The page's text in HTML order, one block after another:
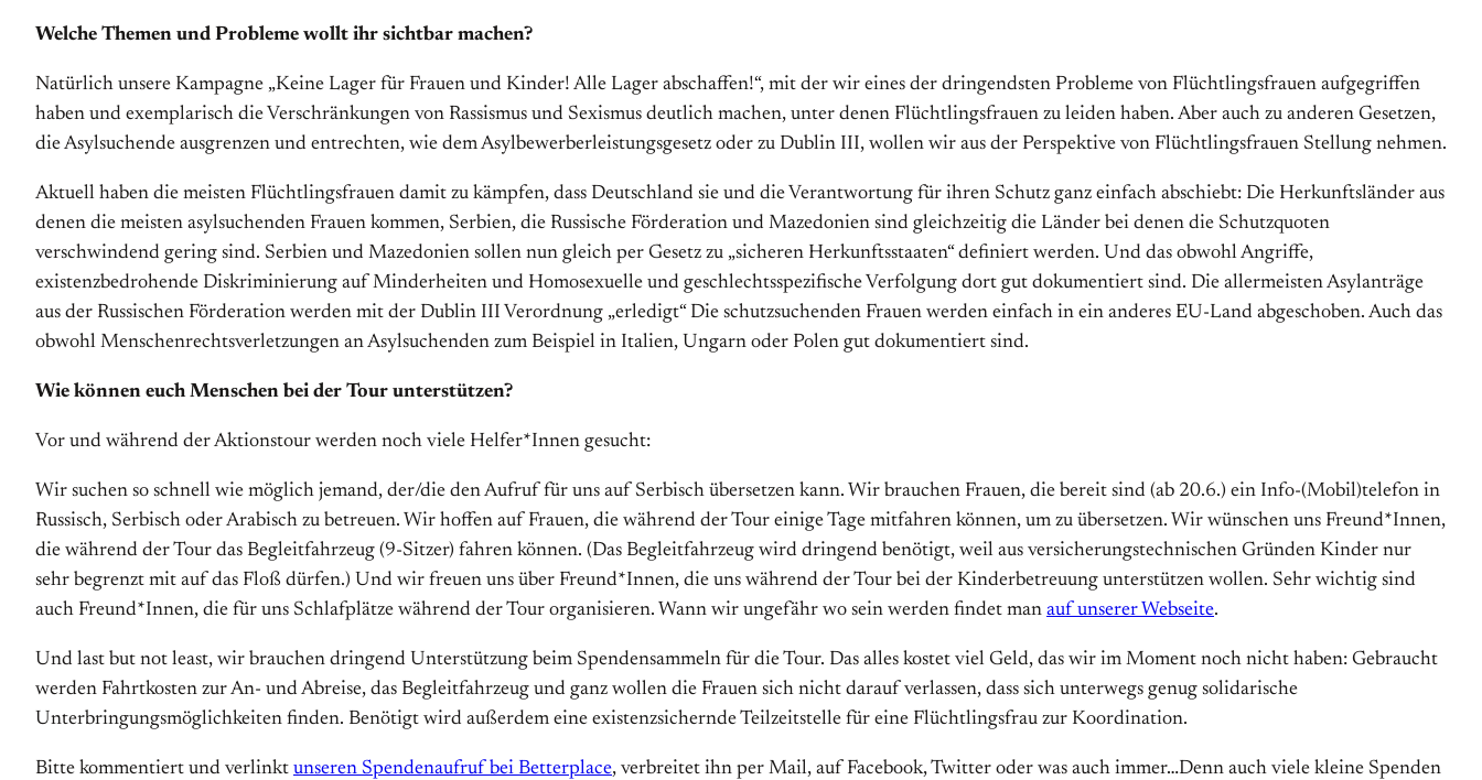
Welche Themen und Probleme wollt ihr sichtbar machen?
Natürlich unsere Kampagne „Keine Lager für Frauen und Kinder! Alle Lager abschaffen!“, mit der wir ei­nes der dringendsten Probleme von Flüchtlingsfrauen aufgegriffen
haben und exemplarisch die Verschränkun­gen von Rassismus und Sexismus deutlich machen, unter denen Flüchtlingsfrauen zu leiden haben. Aber auch zu anderen Gesetzen,
die Asylsuchende ausgrenzen und entrechten, wie dem Asylbewerberleistungsgesetz oder zu Dublin III, wollen wir aus der Perspektive von Flüchtlingsfrauen Stellung nehmen.
Aktuell haben die meisten Flüchtlingsfrauen damit zu kämpfen, dass Deutschland sie und die Verantwortung für ihren Schutz ganz einfach abschiebt: Die Herkunftsländer aus
denen die meisten asylsuchenden Frauen kommen, Serbien, die Russische Förderation und Mazedonien sind gleichzeitig die Länder bei denen die Schutzquoten
verschwindend gering sind. Serbien und Mazedonien sollen nun gleich per Gesetz zu „sicheren Herkunftsstaaten“ definiert werden. Und das obwohl Angriffe,
existenzbedrohende Diskriminierung auf Minderheiten und Homosexuelle und geschlechtsspezifische Verfolgung dort gut dokumentiert sind. Die allermeisten Asylanträge
aus der Russischen Förderation werden mit der Dublin III Verordnung „erledigt“ Die schutzsuchenden Frauen werden einfach in ein anderes EU-Land abgeschoben. Auch das
obwohl Menschenrechtsverletzungen an Asylsuchenden zum Beispiel in Italien, Ungarn oder Polen gut dokumentiert sind.
Wie können euch Menschen bei der Tour unterstützen?
Vor und während der Aktionstour werden noch viele Helfer*Innen gesucht:
Wir suchen so schnell wie möglich jemand, der/die den Aufruf für uns auf Serbisch übersetzen kann. Wir brauchen Frauen, die bereit sind (ab 20.6.) ein Info-(Mobil)telefon in
Russisch, Serbisch oder Arabisch zu betreuen. Wir hoffen auf Frauen, die während der Tour einige Tage mitfahren können, um zu übersetzen. Wir wünschen uns Freund*Innen,
die während der Tour das Begleitfahrzeug (9-Sitzer) fahren können. (Das Begleitfahrzeug wird dringend benötigt, weil aus versicherungstechnischen Gründen Kinder nur
sehr begrenzt mit auf das Floß dürfen.) Und wir freuen uns über Freund*Innen, die uns während der Tour bei der Kinderbetreuung unterstützen wollen. Sehr wichtig sind
auch Freund*Innen, die für uns Schlafplätze während der Tour organisieren. Wann wir ungefähr wo sein werden findet man auf unserer Webseite.
Und last but not least, wir brauchen dringend Unterstützung beim Spendensammeln für die Tour. Das alles kostet viel Geld, das wir im Moment noch nicht haben: Gebraucht
werden Fahrtkosten zur An- und Abreise, das Begleitfahrzeug und ganz wollen die Frauen sich nicht darauf verlassen, dass sich unterwegs genug solidarische
Unterbringungsmöglichkeiten finden. Benötigt wird außerdem eine existenzsichernde Teilzeitstelle für eine Flüchtlingsfrau zur Koordination.
Bitte kommentiert und verlinkt unseren Spendenaufruf bei Betterplace, verbreitet ihn per Mail, auf Facebook, Twitter oder was auch immer…Denn auch viele kleine Spenden